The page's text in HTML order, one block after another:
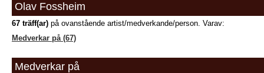
Olav Fossheim
67 träff(ar) på ovanstående artist/medverkande/person. Varav:
Medverkar på (67)
Medverkar på